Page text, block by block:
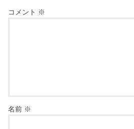
コメント ※
名前 ※